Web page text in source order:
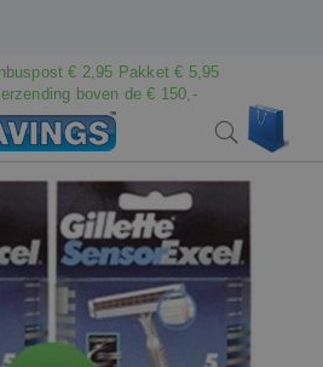
€ 2,95 Pakket € 5,95
boven de € 150,-
Search